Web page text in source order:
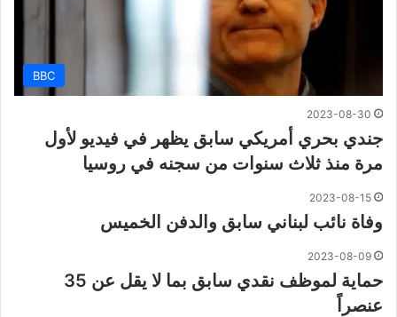
BBC
2023-08-30
جندي بحري أمريكي سابق يظهر في فيديو لأول
مرة منذ ثلاث سنوات من سجنه في روسيا
2023-08-15
وفاة نائب لبناني سابق والدفن الخميس
2023-08-09
حماية لموظف نقدي سابق بما لا يقل عن 35
عنصراً